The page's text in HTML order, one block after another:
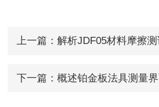
上一篇： 解析JDF05材料摩擦
下一篇： 概述铂金板法具测量